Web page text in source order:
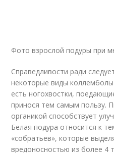
Фото взрослой подуры при
Справедливости ради
некоторые виды
есть ногохвостки,
принося тем самым пользу.
органикой способствует
Белая подура относится к
«собратьев», которые
вредоносностью из более 4